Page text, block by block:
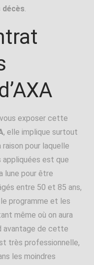
décès.
exposer cette
, elle implique surtout
raison pour laquelle
est que
lune pour être
entre 50 et 85 ans,
programme et les
même où on aura
avantage de cette
très professionnelle,
les moindres